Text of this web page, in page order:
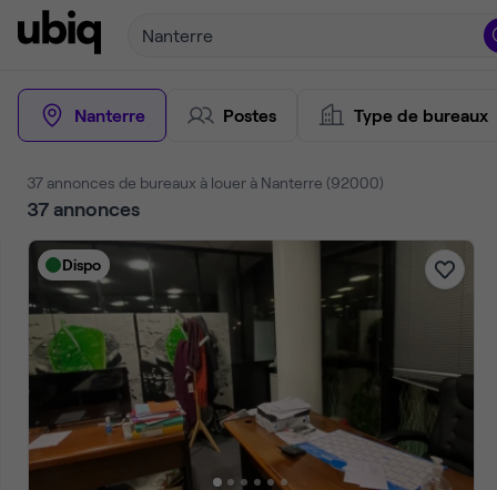
Nanterre
Nanterre Type de bureaux
37 annonces de bureaux à louer à Nanterre (92000)
37 annonces